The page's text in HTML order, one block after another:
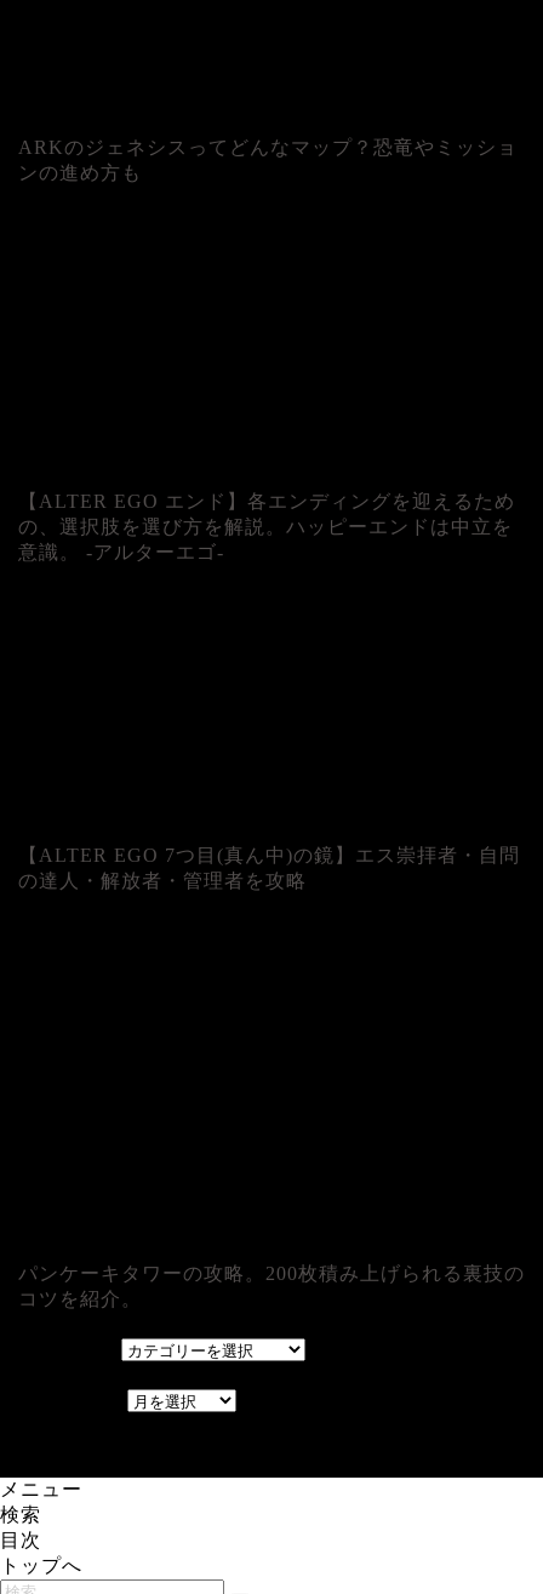
ARKのジェネシスってどんなマップ？恐竜やミッショ
ンの進め方も
【ALTER EGO エンド】各エンディングを迎えるため
の、選択肢を選び方を解説。ハッピーエンドは中立を
意識。 -アルターエゴ-
【ALTER EGO 7つ目(真ん中)の鏡】エス崇拝者・自問
の達人・解放者・管理者を攻略
パンケーキタワーの攻略。200枚積み上げられる裏技の
コツを紹介。
メニュー
検索
目次
トップへ